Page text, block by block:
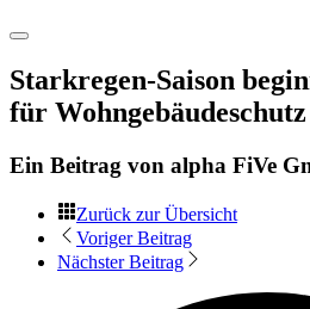
Starkregen-Saison
für Wohngebäudeschutz
Ein Beitrag von alpha FiVe
Zurück zur Übersicht
Voriger Beitrag
Nächster Beitrag